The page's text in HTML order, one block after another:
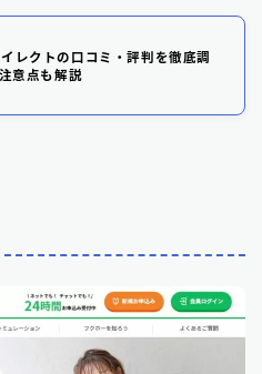
レクトの口コミ・評判を徹底調
意点も解説